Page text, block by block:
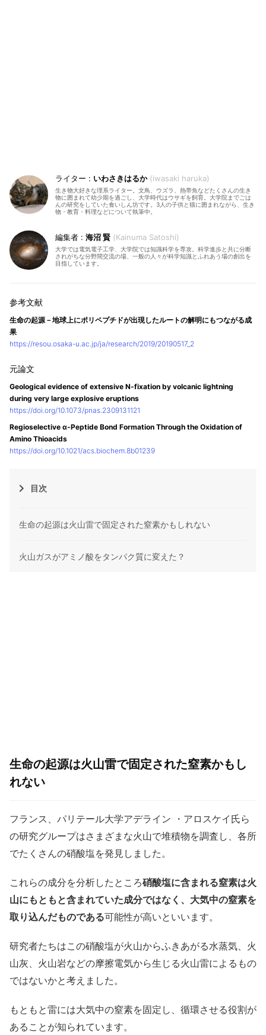
いわさきはるか iwasaki haruka
生き物大好きな理系ライター。文鳥、ウズラ、熱帯魚などたくさんの生き
物に囲まれて幼少期を過ごし、大学時代はウサギを飼育。大学院までごは
んの研究をしていた食いしん坊です。3人の子供と猫に囲まれながら、生き
物・教育・料理などについて執筆中。
海沼 賢 Kainuma Satoshi
大学では電気電子工学、大学院では知識科学を専攻。科学進歩と共に分断
されがちな分野間交流の場、一般の人々が科学知識とふれあう場の創出を
目指しています。
生命の起源－地球上にポリペプチドが出現したルートの解明にもつながる成
果
https://resou.osaka-u.ac.jp/ja/research/2019/20190517_2
Geological evidence of extensive N-fixation by volcanic lightning
during very large explosive eruptions
https://doi.org/10.1073/pnas.2309131121
Regioselective α-Peptide Bond Formation Through the Oxidation of
Amino Thioacids
https://doi.org/10.1021/acs.biochem.8b01239
目次
生命の起源は火山雷で固定された窒素かもしれない
火山ガスがアミノ酸をタンパク質に変えた？
生命の起源は火山雷で固定された窒素かもし
れない
フランス、パリテール大学アデライン ・アロスケイ氏ら
の研究グループはさまざまな火山で堆積物を調査し、各所
でたくさんの硝酸塩を発見しました。
これらの成分を分析したところ硝酸塩に含まれる窒素は火
山にもともと含まれていた成分ではなく、大気中の窒素を
取り込んだものである可能性が高いといいます。
研究者たちはこの硝酸塩が火山からふきあがる水蒸気、火
山灰、火山岩などの摩擦電気から生じる火山雷によるもの
ではないかと考えました。
もともと雷には大気中の窒素を固定し、循環させる役割が
あることが知られています。